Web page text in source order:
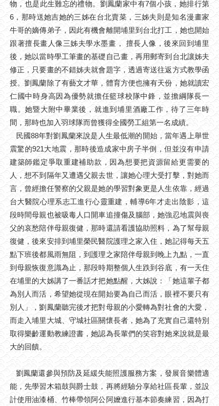
物，也是此生難忘的禮物。劉鳳蘭家中有7個小孩，她排行第
6，那時送她吉她的三姊在台北賣菜，三姊夫則是知名漫畫家
牛哥的嫡傳弟子，因此有機會離開埔里到台北打工，她也開始
跟著擅長畫人像三姊夫學水墨畫， 擅長人像，後來回到埔里
後，她以當時學工筆畫的基礎自己畫，再用郵寄到台北讓姊夫
修正，只要畫的不錯姊夫就會題字，透過寄送往返方式教學函
授。劉鳳蘭除了有藝文才華，體育方便也擁有天份，她就讀宏
仁國中時身高因為優勢就擔任籃球校隊中鋒，並擔綱隊長一
職。她暨大附中畢業後，就進到埔里酒廠工作，待了三年時
間，那時也加入羽球隊而曾獲得全國勞工組第一名成績。
民國88年對劉鳳蘭來說是人生最低潮的開始，當年遇上舉世
震驚的921大地震，那時後造成家中房子半倒，但並沒有申請
建築師鑑定爭取重建補助款，因為想要把資源留給更需要的
人，想不到隔年又遭遇父親去世，讓她心理大受打擊，對她而
言，曾經擔任警察的父親是她的學習對象更是人生依靠，經過
台大醫院心理系志工進行心靈重建，輔導6年才走出陰影，這
段時間母親也被吸毒人口開車追撞傷及腦部，她強忍地震與喪
父的哀愁陪伴母親復健，那時還請看護協助照料，為了幫母親
復健，後來安排到埔里榮民醫院護理之家入住，她記得每天五
點下班後都風雨無阻，到護理之家陪伴母親到晚上九點，一直
到母親恢復意識為止，那段時期整個人生跌到谷底，有一天住
在埔里的大姊講了一番話才把她點醒，大姊說：「她這輩子都
為別人而活，希望她從現在開始要為自己而活，眼裡不要只有
別人」，劉鳳蘭聽完後才把對母親的小愛轉為對社會的大愛，
而走入埔里大城、守城社區關懷長者，她為了充實自己還特別
取得樂齡運動教練證書，她認為長輩們的笑容對她來說就是最
大的回饋。
劉鳳蘭還參與預防及延緩失能照護服務方案，發展音樂體適
能，先學習木箱鼓與爵士鼓，再將經驗分享給社區長輩，並設
計使用油漆桶、竹棒帶領阿公阿嬤進行基本節奏練習，因為打